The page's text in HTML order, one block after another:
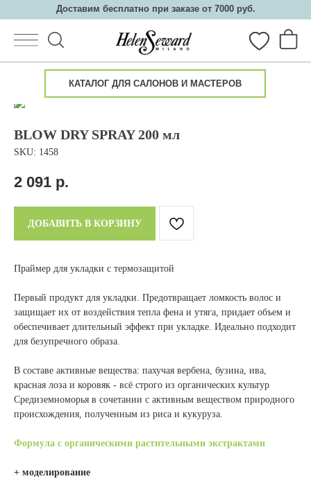
Доставим бесплатно при заказе от 7000 руб.
КАТАЛОГ ДЛЯ САЛОНОВ И МАСТЕРОВ
BLOW DRY SPRAY 200 мл
SKU: 1458
2 091 р.
ДОБАВИТЬ В КОРЗИНУ
Праймер для укладки с термозащитой
Первый продукт для укладки. Предотвращает ломкость волос и
защищает их от воздействия тепла фена и утяга, придает объем и
обеспечивает длительный эффект при укладке. Идеально подходит
для безупречного образа.
В составе активные вещества: пахучая вербена, бузина, ива,
красная лоза и коровяк - всё строго из органических культур
Средиземноморья в сочетании с активным веществом природного
происхождения, полученным из риса и кукуруза.
Формула с органическими растительными экстрактами
+ моделирование